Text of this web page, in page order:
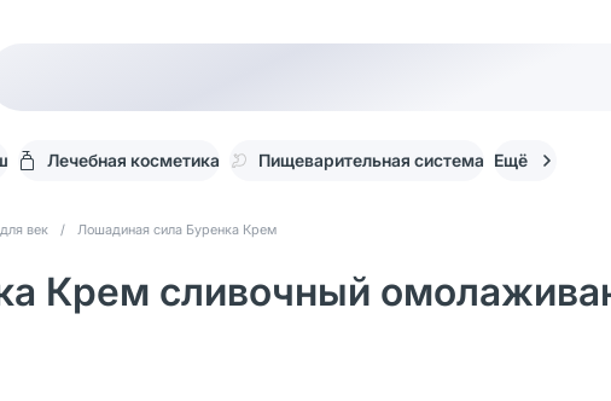
Лечебная косметика Пищеварительная система Ещё
век / Лошадиная сила Буренка Крем
Крем сливочный